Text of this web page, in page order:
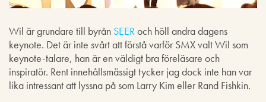
Wil är grundare till byrån SEERoch höll andra dagens
keynote. Det är inte svårt att förstå varför SMX valt Wil som
keynote-talare, han är en väldigt bra föreläsare och
inspiratör. Rent innehållsmässigt tycker jag dock inte han var
lika intressant att lyssna på som Larry Kim eller Rand Fishkin.